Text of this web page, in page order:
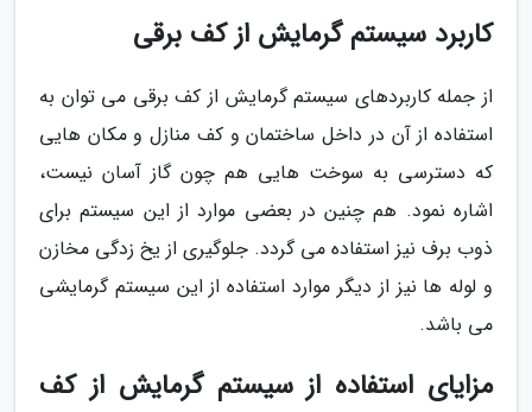
کاربرد سیستم گرمایش از کف برقی
از جمله کاربردهای سیستم گرمایش از کف برقی می توان به
استفاده از آن در داخل ساختمان و کف منازل و مکان هایی
که دسترسی به سوخت هایی هم چون گاز آسان نیست،
اشاره نمود. هم چنین در بعضی موارد از این سیستم برای
ذوب برف نیز استفاده می گردد. جلوگیری از یخ زدگی مخازن
و لوله ها نیز از دیگر موارد استفاده از این سیستم گرمایشی
می باشد.
مزایای استفاده از سیستم گرمایش از کف